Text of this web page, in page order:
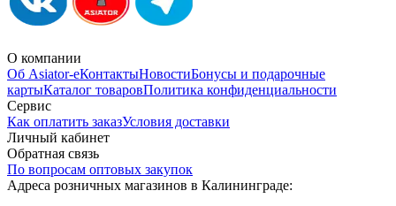
О компании
Об Asiator-еКонтактыНовостиБонусы и подарочные
картыКаталог товаровПолитика конфиденциальности
Сервис
Как оплатить заказУсловия доставки
Личный кабинет
Обратная связь
По вопросам оптовых закупок
Адреса розничных магазинов в Калининграде: